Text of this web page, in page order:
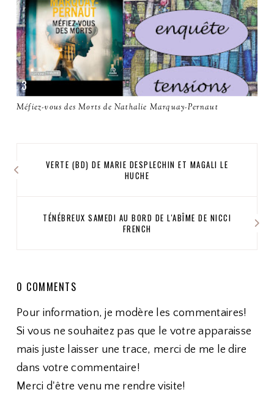
Méfiez-vous des Morts de Nathalie Marquay-Pernaut
VERTE (BD) DE MARIE DESPLECHIN ET MAGALI LE
HUCHE
TÉNÉBREUX SAMEDI AU BORD DE L'ABÎME DE NICCI
FRENCH
0 COMMENTS
Pour information, je modère les commentaires!
Si vous ne souhaitez pas que le votre apparaisse
mais juste laisser une trace, merci de me le dire
dans votre commentaire!
Merci d'être venu me rendre visite!